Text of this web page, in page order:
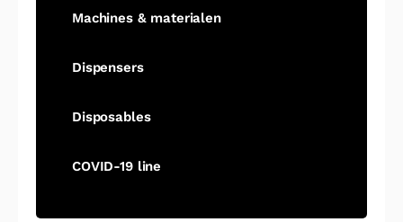
Machines & materialen
Dispensers
Disposables
COVID-19 line